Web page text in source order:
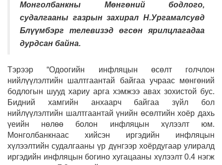
Монголбанкны Мөнгөний бодлого,
судалгааны газрын захирал Н.Ургамалсувд
Блүүмбэрг телевизэд өгсөн ярилцлагадаа
дурдсан байна.
Тэрээр “Одоогийн инфляцын өсөлт голчлон
нийлүүлэлтийн шалтгаантай байгаа учраас мөнгөний
бодлогын шууд хариу арга хэмжээ авах зохистой бус.
Бидний хамгийн анхаарч байгаа зүйл бол
нийлүүлэлтийн шалтгаантай үнийн өсөлтийн хоёр дахь
үеийн нөлөө болон инфляцын хүлээлт юм.
Монголбанкнаас хийсэн иргэдийн инфляцын
хүлээлтийн судалгааны үр дүнгээр хоёрдугаар улиралд
иргэдийн инфляцын богино хугацааны хүлээлт 0.4 нэгж